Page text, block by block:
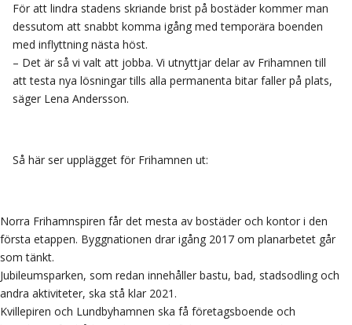
För att lindra stadens skriande brist på bostäder kommer man
dessutom att snabbt komma igång med temporära boenden
med inflyttning nästa höst.
– Det är så vi valt att jobba. Vi utnyttjar delar av Frihamnen till
att testa nya lösningar tills alla permanenta bitar faller på plats,
säger Lena Andersson.
Så här ser upplägget för Frihamnen ut:
Norra Frihamnspiren får det mesta av bostäder och kontor i den
första etappen. Byggnationen drar igång 2017 om planarbetet går
som tänkt.
Jubileumsparken, som redan innehåller bastu, bad, stadsodling och
andra aktiviteter, ska stå klar 2021.
Kvillepiren och Lundbyhamnen ska få företagsboende och